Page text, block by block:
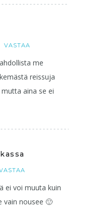
VASTAA
me
reissuja
aina se ei
ei voi muuta kuin
vain nousee 🙂